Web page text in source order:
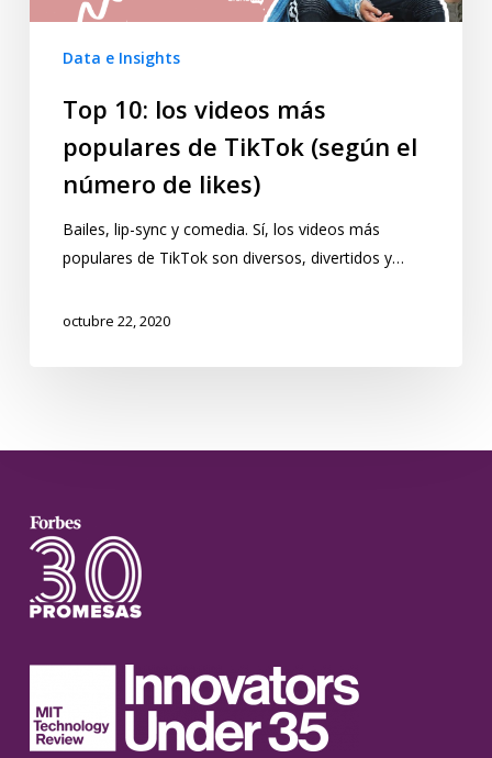
Data e Insights
Top 10: los videos más
populares de TikTok (según el
número de likes)
Bailes, lip-sync y comedia. Sí, los videos más
populares de TikTok son diversos, divertidos y…
octubre 22, 2020